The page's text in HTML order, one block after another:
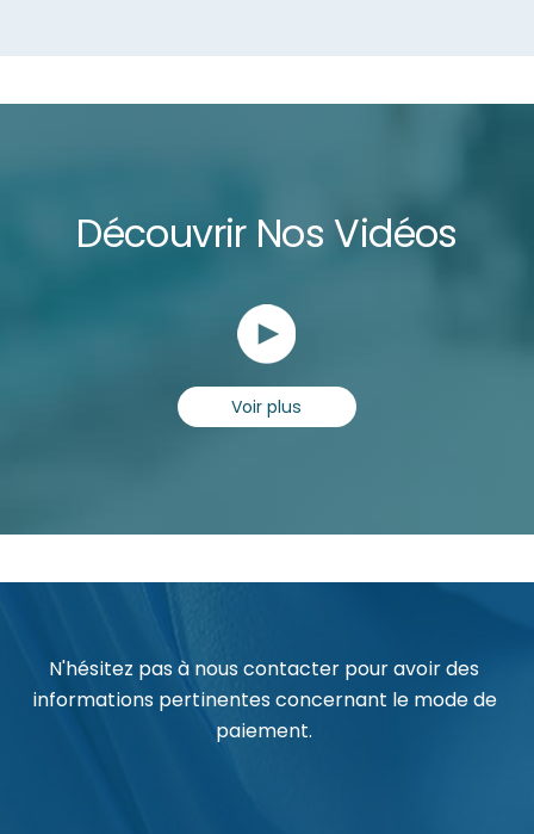
Découvrir Nos Vidéos
Voir plus
N'hésitez pas à nous contacter pour avoir des
informations pertinentes concernant le mode de
paiement.